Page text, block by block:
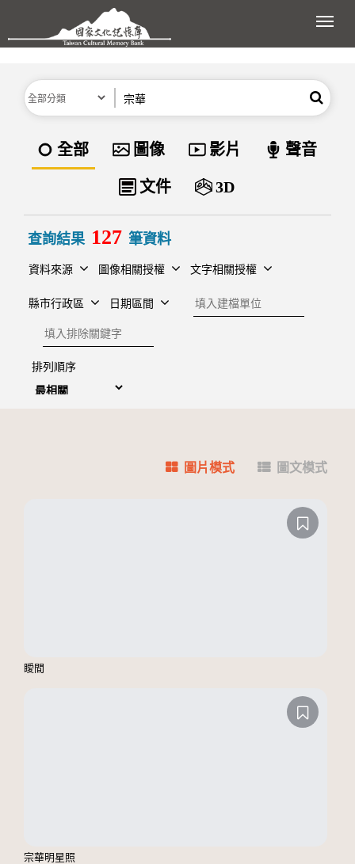
跳到主要內容區塊
展
分類 搜尋
資料類型
全部 圖像 影片 聲音
文件 3D
查詢結果 127 筆資料
資料來源 圖像相關授權 文字相關授權
縣市行政區 日期區間
建檔單位
排除關鍵字
排列順序
圖片模式 圖文模式
瞹間
宗華明星照